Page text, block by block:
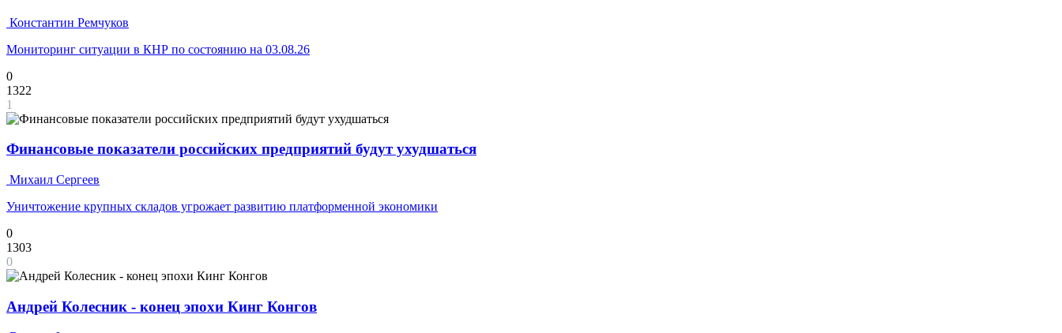
Константин Ремчуков
Мониторинг ситуации в КНР по состоянию на 03.08.26
0
1322
1
Финансовые показатели российских предприятий будут ухудшаться
Михаил Сергеев
Уничтожение крупных складов угрожает развитию платформенной экономики
0
1303
0
Андрей Колесник - конец эпохи Кинг Конгов